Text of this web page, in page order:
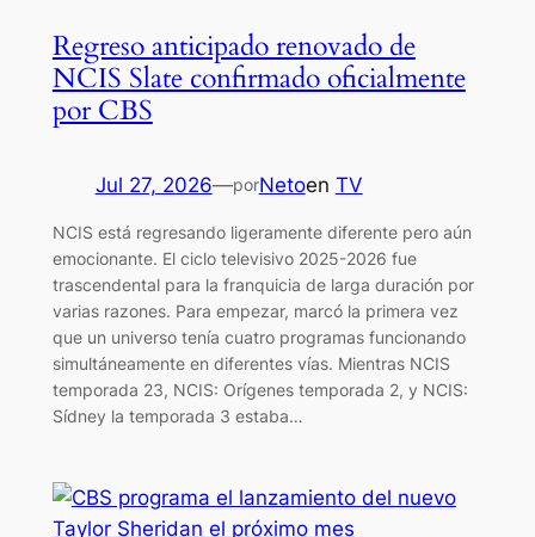
Regreso anticipado renovado de
NCIS Slate confirmado oficialmente
por CBS
Jul 27, 2026—porNetoen TV
NCIS está regresando ligeramente diferente pero aún
emocionante. El ciclo televisivo 2025-2026 fue
trascendental para la franquicia de larga duración por
varias razones. Para empezar, marcó la primera vez
que un universo tenía cuatro programas funcionando
simultáneamente en diferentes vías. Mientras NCIS
temporada 23, NCIS: Orígenes temporada 2, y NCIS:
Sídney la temporada 3 estaba…